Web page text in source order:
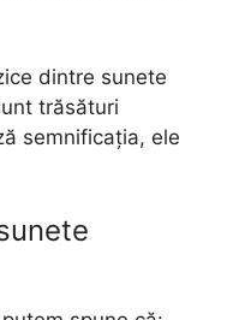
dintre sunete
trăsături
semnificația, ele